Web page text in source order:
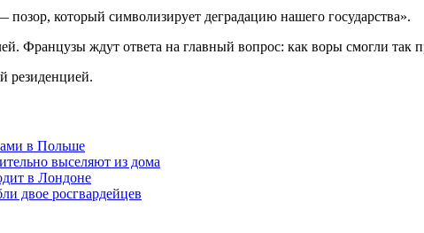
который символизирует деградацию нашего государства».
Французы ждут ответа на главный вопрос: как воры смогли так
резиденцией.
в Польше
выселяют из дома
в Лондоне
двое росгвардейцев